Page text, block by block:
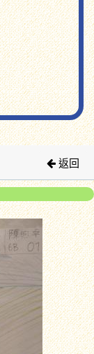
返回